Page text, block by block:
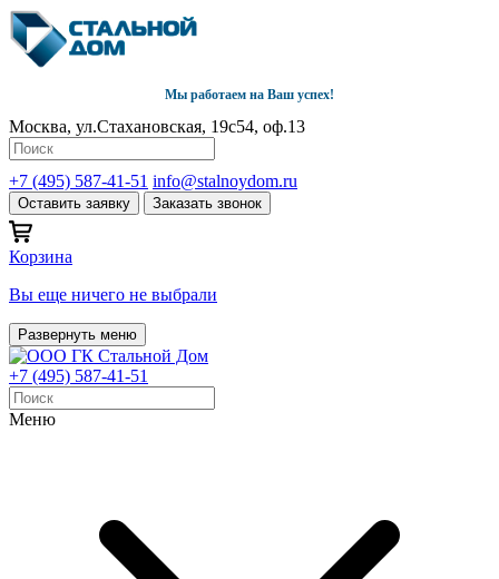
Мы работаем на Ваш успех!
Москва, ул.Стахановская, 19с54, оф.13
+7 (495) 587-41-51 info@stalnoydom.ru
Оставить заявку Заказать звонок
Корзина
Вы еще ничего не выбрали
Развернуть меню
+7 (495) 587-41-51
Меню